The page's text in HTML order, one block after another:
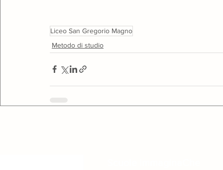
Liceo San Gregorio Magno
Metodo di studio